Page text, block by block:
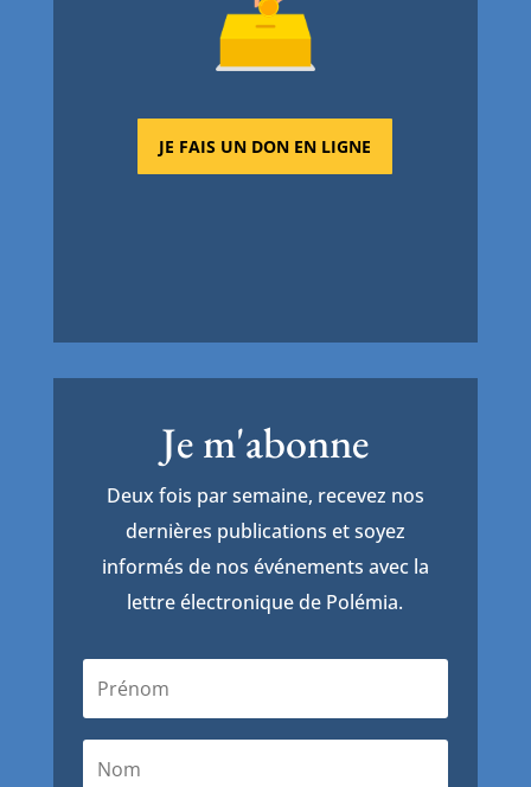
JE FAIS UN DON EN LIGNE
Je m'abonne
Deux fois par semaine, recevez nos
dernières publications et soyez
informés de nos événements avec la
lettre électronique de Polémia.